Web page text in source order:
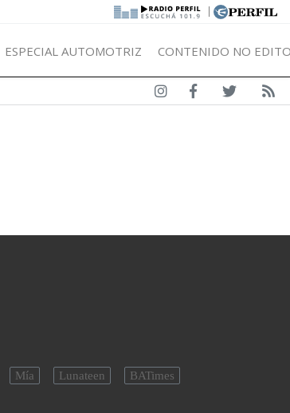
|
ESPECIAL AUTOMOTRIZ CONTENIDO NO
Mía Lunateen BATimes